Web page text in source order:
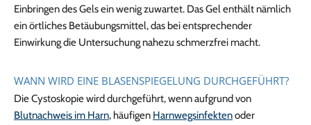
Einbringen des Gels ein wenig zuwartet. Das Gel enthält nämlich
ein örtliches Betäubungsmittel, das bei entsprechender
Einwirkung die Untersuchung nahezu schmerzfrei macht.
WANN WIRD EINE BLASENSPIEGELUNG DURCHGEFÜHRT?
Die Cystoskopie wird durchgeführt, wenn aufgrund von
Blutnachweis im Harn, häufigen Harnwegsinfektenoder